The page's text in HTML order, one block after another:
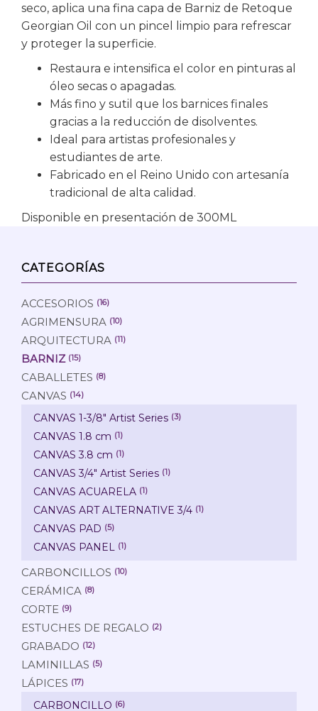
seco, aplica una fina capa de Barniz de Retoque
Georgian Oil con un pincel limpio para refrescar
y proteger la superficie.
Restaura e intensifica el color en pinturas al
óleo secas o apagadas.
Más fino y sutil que los barnices finales
gracias a la reducción de disolventes.
Ideal para artistas profesionales y
estudiantes de arte.
Fabricado en el Reino Unido con artesanía
tradicional de alta calidad.
Disponible en presentación de 300ML
CATEGORÍAS
ACCESORIOS (16)
AGRIMENSURA (10)
ARQUITECTURA (11)
BARNIZ (15)
CABALLETES (8)
CANVAS (14)
CANVAS 1-3/8" Artist Series (3)
CANVAS 1.8 cm (1)
CANVAS 3.8 cm (1)
CANVAS 3/4" Artist Series (1)
CANVAS ACUARELA (1)
CANVAS ART ALTERNATIVE 3/4 (1)
CANVAS PAD (5)
CANVAS PANEL (1)
CARBONCILLOS (10)
CERÁMICA (8)
CORTE (9)
ESTUCHES DE REGALO (2)
GRABADO (12)
LAMINILLAS (5)
LÁPICES (17)
CARBONCILLO (6)